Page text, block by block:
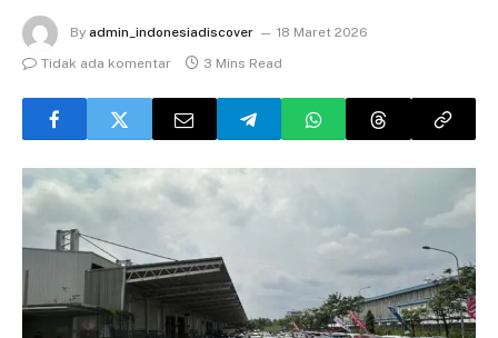
By admin_indonesiadiscover
18 Maret 2026
Tidak ada komentar
3 Mins Read